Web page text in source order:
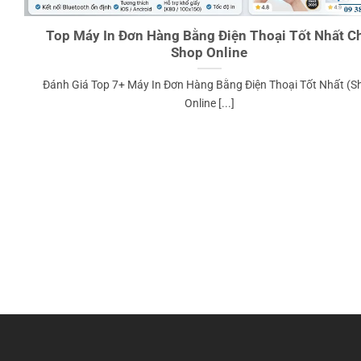
Top Máy In Đơn Hàng Bằng Điện Thoại Tốt Nhất
Shop Online
Đánh Giá Top 7+ Máy In Đơn Hàng Bằng Điện Thoại Tốt Nhất
Online [...]